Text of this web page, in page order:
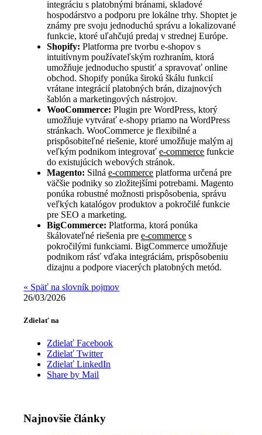
integráciu s platobnými bránami, skladové
hospodárstvo a podporu pre lokálne trhy. Shoptet je
známy pre svoju jednoduchú správu a lokalizované
funkcie, ktoré uľahčujú predaj v strednej Európe.
Shopify: Platforma pre tvorbu e-shopov s
intuitívnym používateľským rozhraním, ktorá
umožňuje jednoducho spustiť a spravovať online
obchod. Shopify ponúka širokú škálu funkcií
vrátane integrácií platobných brán, dizajnových
šablón a marketingových nástrojov.
WooCommerce: Plugin pre WordPress, ktorý
umožňuje vytvárať e-shopy priamo na WordPress
stránkach. WooCommerce je flexibilné a
prispôsobiteľné riešenie, ktoré umožňuje malým aj
veľkým podnikom integrovaťe-commerce funkcie
do existujúcich webových stránok.
Magento: Silnáe-commerce platforma určená pre
väčšie podniky so zložitejšími potrebami. Magento
ponúka robustné možnosti prispôsobenia, správu
veľkých katalógov produktov a pokročilé funkcie
pre SEO a marketing.
BigCommerce: Platforma, ktorá ponúka
škálovateľné riešenia pree-commerce s
pokročilými funkciami. BigCommerce umožňuje
podnikom rásť vďaka integráciám, prispôsobeniu
dizajnu a podpore viacerých platobných metód.
« Späť na slovník pojmov
26/03/2026
Zdielať na
Zdielať Facebook
Zdielať Twitter
Zdielať LinkedIn
Share by Mail
Najnovšie články